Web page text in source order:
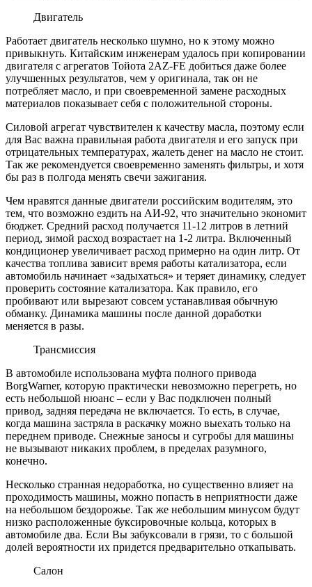
Двигатель
Работает двигатель несколько шумно, но к этому можно
привыкнуть. Китайским инженерам удалось при копировании
двигателя с агрегатов Тойота 2AZ-FE добиться даже более
улучшенных результатов, чем у оригинала, так он не
потребляет масло, и при своевременной замене расходных
материалов показывает себя с положительной стороны.
Силовой агрегат чувствителен к качеству масла, поэтому если
для Вас важна правильная работа двигателя и его запуск при
отрицательных температурах, жалеть денег на масло не стоит.
Так же рекомендуется своевременно заменять фильтры, и хотя
бы раз в полгода менять свечи зажигания.
Чем нравятся данные двигатели российским водителям, это
тем, что возможно ездить на АИ-92, что значительно экономит
бюджет. Средний расход получается 11-12 литров в летний
период, зимой расход возрастает на 1-2 литра. Включенный
кондиционер увеличивает расход примерно на один литр. От
качества топлива зависит время работы катализатора, если
автомобиль начинает «задыхаться» и теряет динамику, следует
проверить состояние катализатора. Как правило, его
пробивают или вырезают совсем устанавливая обычную
обманку. Динамика машины после данной доработки
меняется в разы.
Трансмиссия
В автомобиле использована муфта полного привода
BorgWarner, которую практически невозможно перегреть, но
есть небольшой нюанс – если у Вас подключен полный
привод, задняя передача не включается. То есть, в случае,
когда машина застряла в раскачку можно выехать только на
переднем приводе. Снежные заносы и сугробы для машины
не вызывают никаких проблем, в пределах разумного,
конечно.
Несколько странная недоработка, но существенно влияет на
проходимость машины, можно попасть в неприятности даже
на небольшом бездорожье. Так же небольшим минусом будут
низко расположенные буксировочные кольца, которых в
автомобиле два. Если Вы забуксовали в грязи, то с большой
долей вероятности их придется предварительно откапывать.
Салон